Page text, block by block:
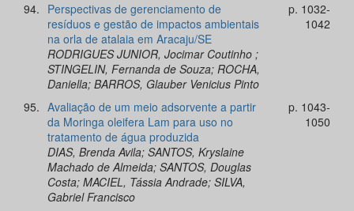
94. Perspectivas de gerenciamento de
resíduos e gestão de impactos ambientais
na orla de atalaia em Aracaju/SE
RODRIGUES JUNIOR, Jocimar Coutinho ;
STINGELIN, Fernanda de Souza; ROCHA,
Daniella; BARROS, Glauber Venicius Pinto
p. 1032-
1042
95. Avaliação de um meio adsorvente a partir
da Moringa oleifera Lam para uso no
tratamento de água produzida
DIAS, Brenda Avila; SANTOS, Kryslaine
Machado de Almeida; SANTOS, Douglas
Costa; MACIEL, Tássia Andrade; SILVA,
Gabriel Francisco
p. 1043-
1050